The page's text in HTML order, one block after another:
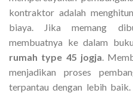
kontraktor adalah
biaya. Jika memang
membuatnya ke dalam
rumah type 45 jogja.
menjadikan proses
terpantau dengan lebih